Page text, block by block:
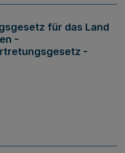
für das Land
-
-